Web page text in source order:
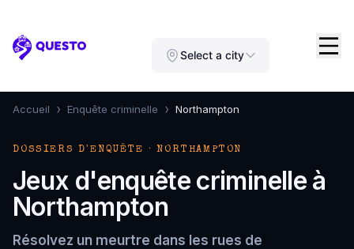
Questo Select a city
Accueil › Enquête criminelle › Northampton
DOSSIERS D'ENQUÊTE · NORTHAMPTON
Jeux d'enquête criminelle à
Northampton
Résolvez un meurtre dans les rues de